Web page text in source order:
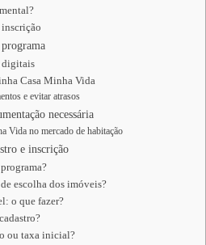
inscrição
digitais
Casa Minha Vida
e evitar atrasos
necessária
Vida no mercado de habitação
e inscrição
escolha dos imóveis?
o que fazer?
ou taxa inicial?